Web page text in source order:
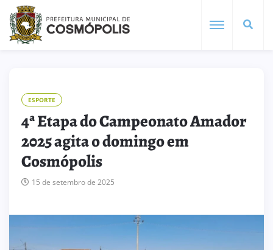
ESPORTE
4ª Etapa do Campeonato Amador
2025 agita o domingo em
Cosmópolis
15 de setembro de 2025